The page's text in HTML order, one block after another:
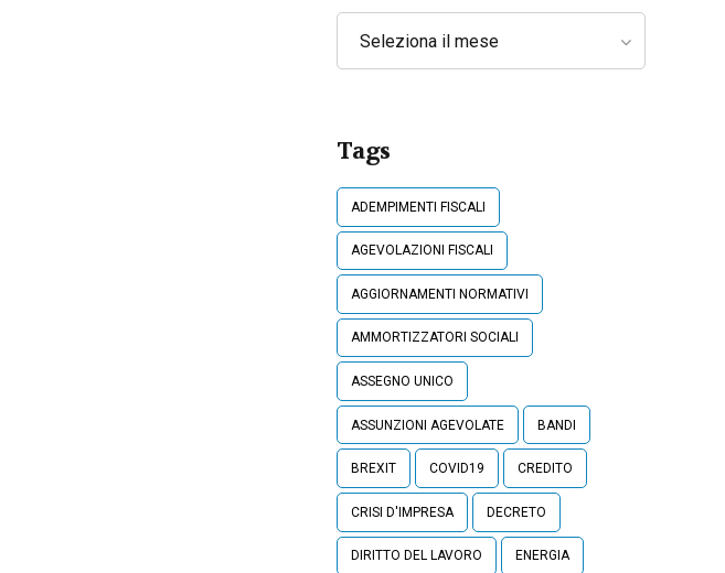
Seleziona il mese
Tags
ADEMPIMENTI FISCALI
AGEVOLAZIONI FISCALI
AGGIORNAMENTI NORMATIVI
AMMORTIZZATORI SOCIALI
ASSEGNO UNICO
ASSUNZIONI AGEVOLATE BANDI
BREXIT COVID19 CREDITO
CRISI D'IMPRESA DECRETO
DIRITTO DEL LAVORO ENERGIA